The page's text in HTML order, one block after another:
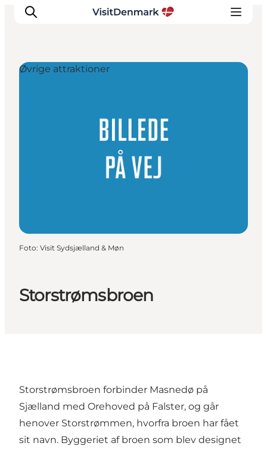
Destinationer
Planlæg ferien
Storstrømsbroen
Øvrige attraktioner
Foto: Visit Sydsjælland & Møn
Storstrømsbroen forbinder Masnedø på
Sjælland med Orehoved på Falster, og går
henover Storstrømmen, hvorfra broen har fået
sit navn. Byggeriet af broen som blev designet